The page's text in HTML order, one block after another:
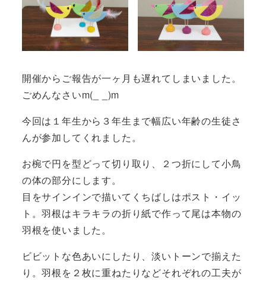
開催からご報告が一ヶ月も遅れてしまいました。
ごめんなさいm(_ _)m
今回は１年生から３年生まで幅広い年齢の生徒さ
んが参加してくれました。
お椀で円を型どって切り取り、２つ折にして小鳥
の体の部分にします。
目をサインインで描いてくちばしはポスト・イッ
ト。羽根はキラキラの折り紙で作って尾は本物の
羽根を使いました。
ビビットな色あいにしたり、淡いトーンで揃えた
り。羽根を２枚に重ねたりなどそれぞれの工夫が